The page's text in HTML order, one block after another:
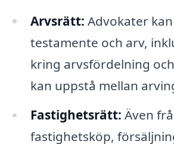
Arvsrätt: Advokater
testamente och arv,
kring arvsfördelning
kan uppstå mellan
Fastighetsrätt: Även
fastighetsköp,